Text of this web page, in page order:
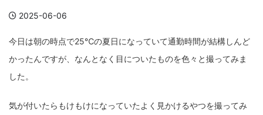
タグクラウド
Canon craft EM5II EOS Kiss X4 EOS R10
iPhone K-1 Leica LENS LUMIX G100
2025-06-06
今日は朝の時点で25℃の夏日になっていて通勤時間が結構しんど
かったんですが、なんとなく目についたものを色々と撮ってみま
した。
気が付いたらもけもけになっていたよく見かけるやつを撮ってみ